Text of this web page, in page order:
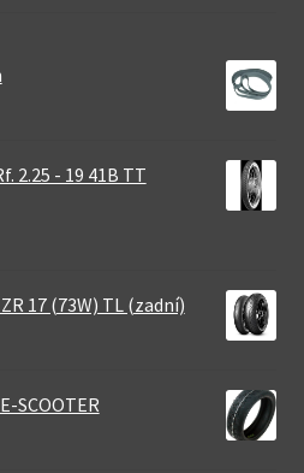
2.25 - 19 41B TT
17 (73W) TL (zadní)
SCOOTER